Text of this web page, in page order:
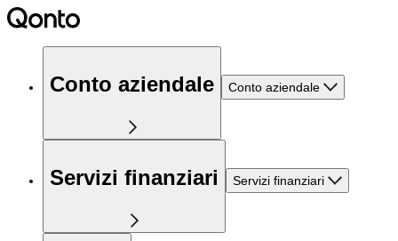
Conto aziendale Conto aziendale
Servizi finanziari Servizi finanziari